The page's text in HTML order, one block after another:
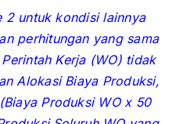
2 untuk kondisi lainnya
perhitungan yang sama
Kerja (WO) tidak
Alokasi Biaya Produksi,
Produksi WO x 50